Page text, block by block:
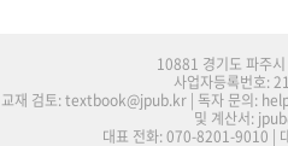
10881 경기도 파주
사업자등록번호:
교재 검토: textbook@jpub.kr | 독자 문의:
및 계산서:
대표 전화: 070-8201-9010 |